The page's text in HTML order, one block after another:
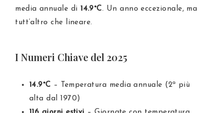
media annuale di 14.9°C. Un anno eccezionale, ma
tutt’altro che lineare.
I Numeri Chiave del 2025
14.9°C – Temperatura media annuale (2ª più
alta dal 1970)